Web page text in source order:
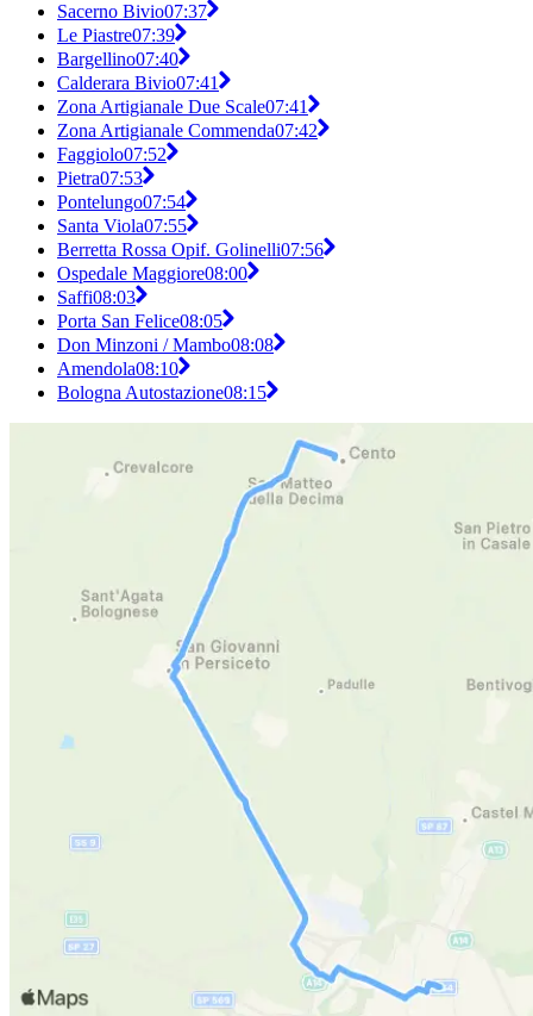
Sacerno Bivio07:37
Le Piastre07:39
Bargellino07:40
Calderara Bivio07:41
Zona Artigianale Due Scale07:41
Zona Artigianale Commenda07:42
Faggiolo07:52
Pietra07:53
Pontelungo07:54
Santa Viola07:55
Berretta Rossa Opif. Golinelli07:56
Ospedale Maggiore08:00
Saffi08:03
Porta San Felice08:05
Don Minzoni / Mambo08:08
Amendola08:10
Bologna Autostazione08:15